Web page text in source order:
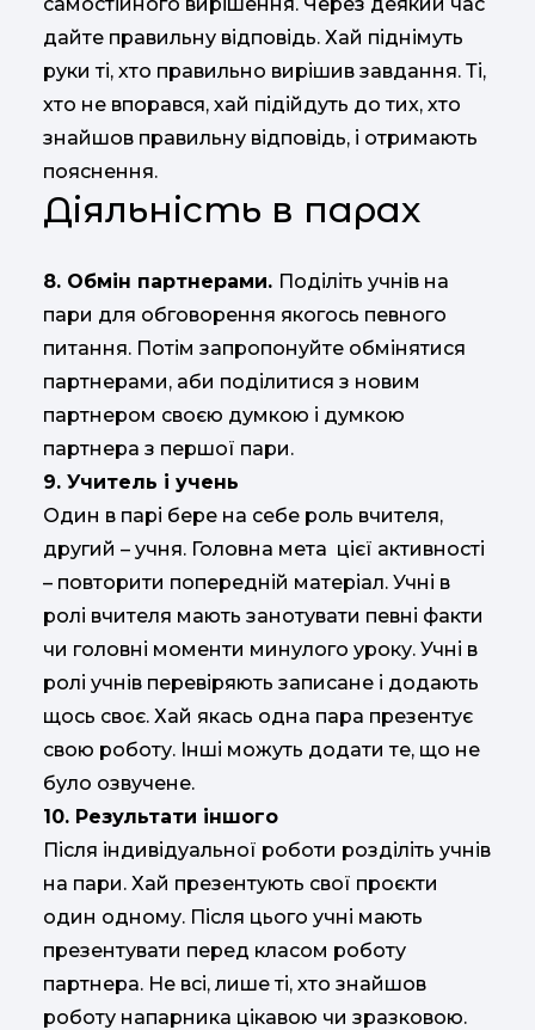
дайте правильну відповідь. Хай піднімуть
руки ті, хто правильно вирішив завдання. Ті,
хто не впорався, хай підійдуть до тих, хто
знайшов правильну відповідь, і отримають
пояснення.
Діяльність в парах
8. Обмін партнерами. Поділіть учнів на
пари для обговорення якогось певного
питання. Потім запропонуйте обмінятися
партнерами, аби поділитися з новим
партнером своєю думкою і думкою
партнера з першої пари.
9. Учитель і учень
Один в парі бере на себе роль вчителя,
другий – учня. Головна мета цієї активності
– повторити попередній матеріал. Учні в
ролі вчителя мають занотувати певні факти
чи головні моменти минулого уроку. Учні в
ролі учнів перевіряють записане і додають
щось своє. Хай якась одна пара презентує
свою роботу. Інші можуть додати те, що не
було озвучене.
10. Результати іншого
Після індивідуальної роботи розділіть учнів
на пари. Хай презентують свої проєкти
один одному. Після цього учні мають
презентувати перед класом роботу
партнера. Не всі, лише ті, хто знайшов
роботу напарника цікавою чи зразковою.